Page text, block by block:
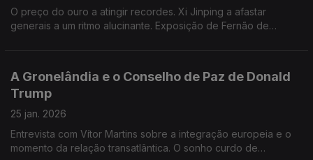
O preço do ouro a atingir recordes. Xi Jinping a afastar
generais a um ritmo alucinante. Exposição de Fernão de
A Gronelândia e o Conselho de Paz de Donald
Trump
25 jan. 2026
Entrevista com Vítor Martins sobre a integração europeia e o
momento da relação transatlântica. O sonho curdo de